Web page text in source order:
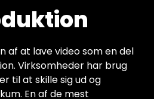
af at lave video som en del
Virksomheder har brug
til at skille sig ud og
En af de mest